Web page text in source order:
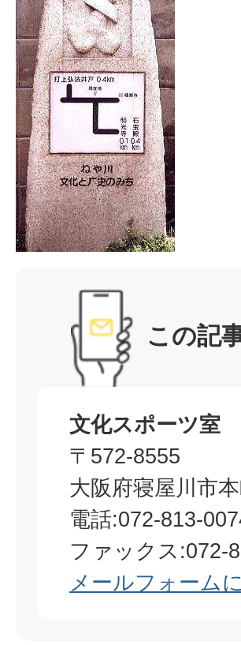
この記
文化スポーツ室
〒572-8555
大阪府寝屋川市
電話:072-813-
ファックス:072-
メールフォーム